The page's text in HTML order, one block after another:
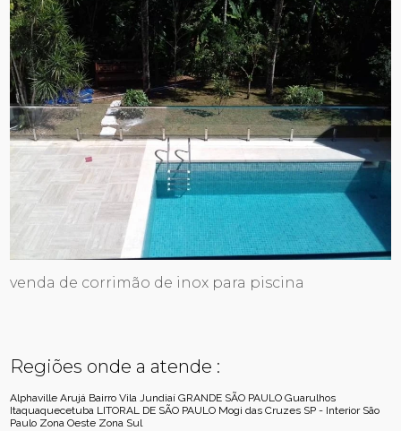
venda de corrimão de inox para piscina
Regiões onde a atende :
Alphaville Arujá Bairro Vila Jundiaí GRANDE SÃO PAULO Guarulhos
Itaquaquecetuba LITORAL DE SÃO PAULO Mogi das Cruzes SP - Interior São
Paulo Zona Oeste Zona Sul